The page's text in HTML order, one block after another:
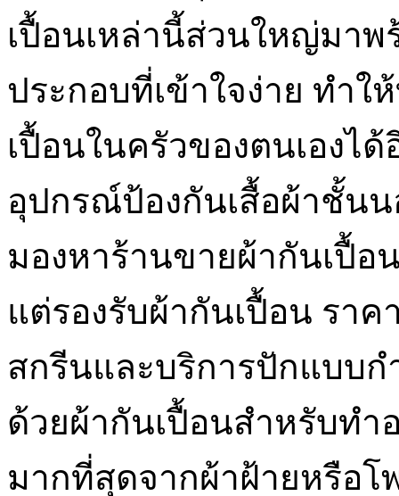
เปื้อนเหล่านี้ส่วนใหญ่มา
ประกอบที่เข้าใจง่าย ทำ
เปื้อนในครัวของตนเองไ
อุปกรณ์ป้องกันเสื้อผ้าชั้น
มองหาร้านขายผ้ากันเปื้อ
แต่รองรับผ้ากันเปื้อน รา
สกรีนและบริการปักแบบก
ด้วยผ้ากันเปื้อนสำหรับทำ
มากที่สุดจากผ้าฝ้ายหรือโ